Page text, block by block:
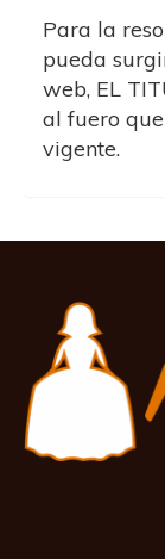
Para la
pueda
web, EL
al fuero
vigente.